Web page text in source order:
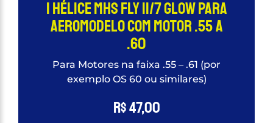
1 Hélice Mhs Fly 11/7 Glow Para
Aeromodelo Com Motor .55 A
.60
Para Motores na faixa .55 – .61 (por
exemplo OS 60 ou similares)
R$47,00